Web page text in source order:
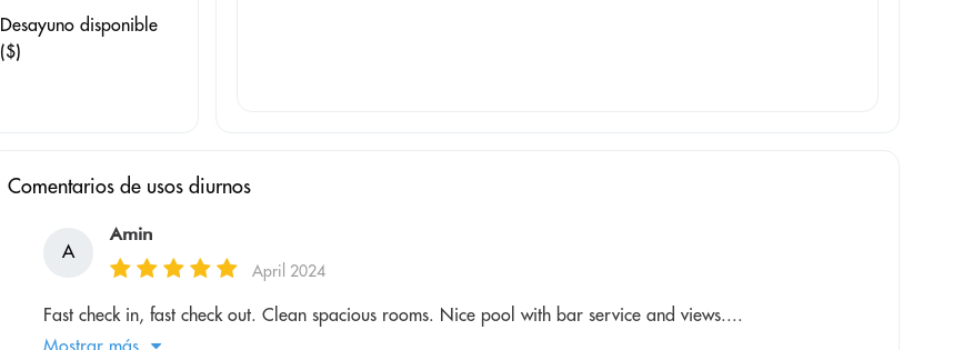
Desayuno disponible
($)
Comentarios de usos diurnos
A
Amin
April 2024
Fast check in, fast check out. Clean spacious rooms. Nice pool with bar service and views....